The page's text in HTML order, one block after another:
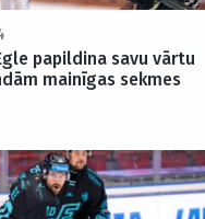
papildina savu vārtu
mainīgas sekmes